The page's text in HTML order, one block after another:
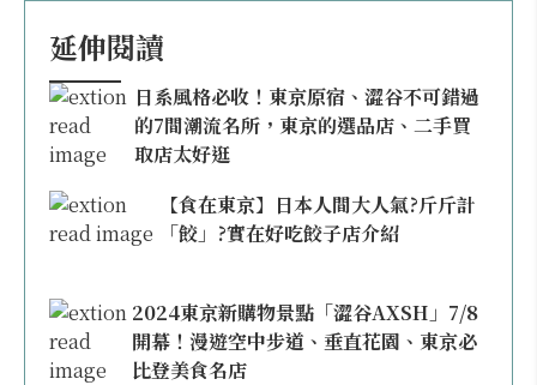
延伸閱讀
日系風格必收！東京原宿、澀谷不可錯過
的7間潮流名所，東京的選品店、二手買
取店太好逛
【食在東京】日本人間大人氣?斤斤計
「餃」?實在好吃餃子店介紹
2024東京新購物景點「澀谷AXSH」7/8
開幕！漫遊空中步道、垂直花園、東京必
比登美食名店